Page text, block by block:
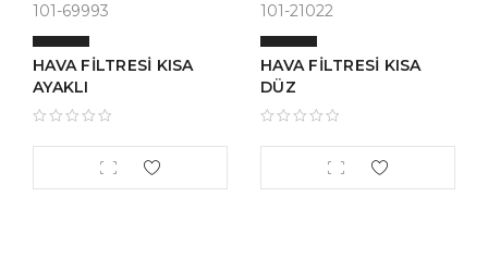
101-69993
HAVA FİLTRESİ KISA
AYAKLI
101-21022
HAVA FİLTRESİ KISA
DÜZ